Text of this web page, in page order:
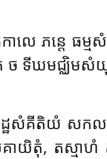
េ ភន្តេ ធម្ម
ទីឃមជ្ឈិមសំយុត្
ឋសំគីតិយំ សកល
តុំ, តស្មាហំ តំ